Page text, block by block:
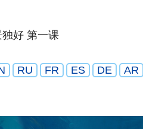
好 第一课
RU FR ES DE AR